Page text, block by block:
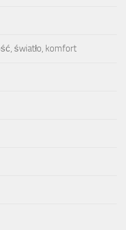
światło, komfort